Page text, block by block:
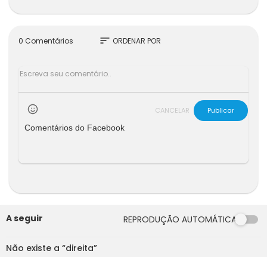
"direita".
0 Comentários sort ORDENAR POR
CANCELAR
Publicar
Comentários do Facebook
A seguir REPRODUÇÃO AUTOMÁTICA
00:00
Não existe a “direita”